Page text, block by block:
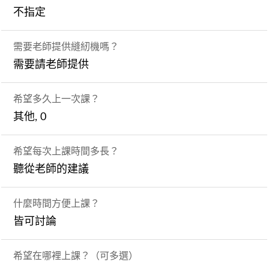
不指定
需要老師提供縫紉機嗎？
需要請老師提供
希望多久上一次課？
其他, 0
希望每次上課時間多長？
聽從老師的建議
什麼時間方便上課？
皆可討論
希望在哪裡上課？（可多選）